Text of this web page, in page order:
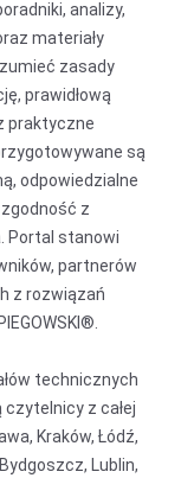
analizy,
materiały
zasady
prawidłową
praktyczne
są
odpowiedzialne
z
Portal stanowi
partnerów
z rozwiązań
technicznych
z całej
Kraków, Łódź,
Lublin,